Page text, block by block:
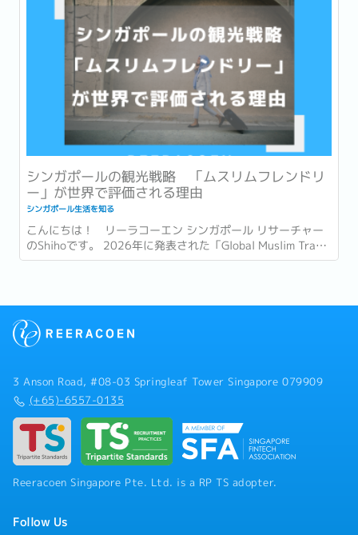
シンガポールの観光戦略 「ムスリムフレンドリ
ー」が世界で評価される理由
シンガポール生活を知る
こんにちは！ リーラコーエン シンガポール リサーチャー
のShihoです。 2026年に発表された「Global Muslim Travel
Index 2026」(GMTI) というムスリム (イスラム教を信仰し
3 Anson Road, #08-03 Springleaf Tower Singapore 079909
(+65)-6557-0135
Reeracoen Singapore Pte. Ltd. is a RP TS adopter.
Follow Us